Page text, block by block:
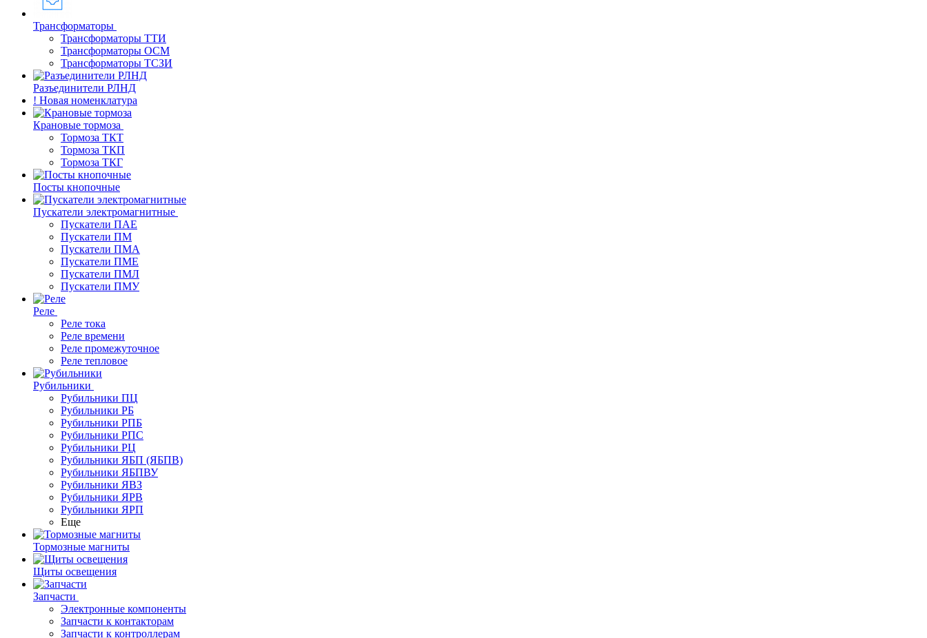
Трансформаторы
Трансформаторы ТТИ
Трансформаторы ОСМ
Трансформаторы ТСЗИ
Разъединители РЛНД
! Новая номенклатура
Крановые тормоза
Тормоза ТКТ
Тормоза ТКП
Тормоза ТКГ
Посты кнопочные
Пускатели электромагнитные
Пускатели ПАЕ
Пускатели ПМ
Пускатели ПМА
Пускатели ПМЕ
Пускатели ПМЛ
Пускатели ПМУ
Реле
Реле тока
Реле времени
Реле промежуточное
Реле тепловое
Рубильники
Рубильники ПЦ
Рубильники РБ
Рубильники РПБ
Рубильники РПС
Рубильники РЦ
Рубильники ЯБП (ЯБПВ)
Рубильники ЯБПВУ
Рубильники ЯВЗ
Рубильники ЯРВ
Рубильники ЯРП
Еще
Тормозные магниты
Щиты освещения
Запчасти
Электронные компоненты
Запчасти к контакторам
Запчасти к контроллерам